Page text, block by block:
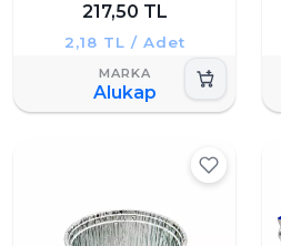
217,50 TL
2,18 TL / Adet
Alukap